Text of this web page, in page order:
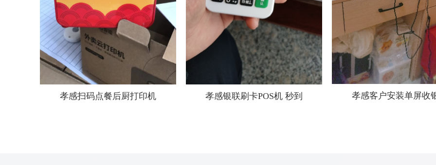
孝感扫码点餐后厨打印机 孝感银联刷卡POS机 秒到 孝感客户安装单屏收